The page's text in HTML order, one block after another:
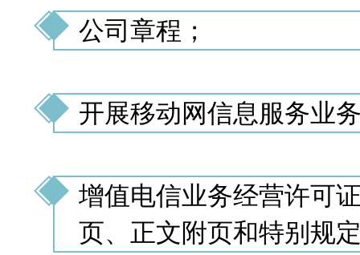
公司章程；
开展移动网信息服务业
增值电信业务经营许可
页、正文附页和特别规